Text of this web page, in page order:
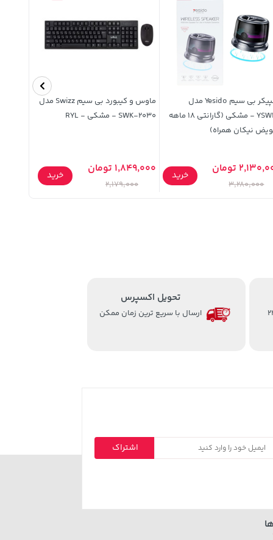
اسپیکر بی سیم Yesido مدل
YSW32 - مشکی (گارانتی 18 ماهه
نیکان همراه)
تومان
3,280,000
خرید
ماوس و کیبورد بی سیم Swizz مدل
SWK-2030 - مشکی - RYL
1,849,000 تومان
2,179,000
خرید
8 الی 24
تحویل اکسپرس
ارسال با سریع ترین زمان ممکن
اشتراک